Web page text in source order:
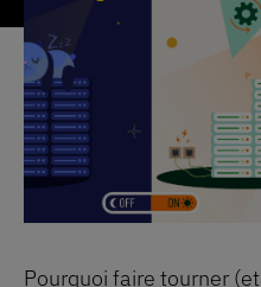
Pourquoi faire tourner (et